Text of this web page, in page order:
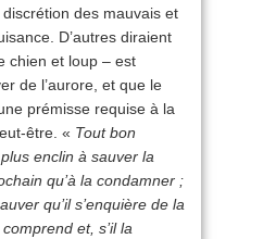
des mauvais et
D’autres diraient
chien et loup – est
de l’aurore, et que le
prémisse requise à la
être. « Tout bon
enclin à sauver la
qu’à la condamner ;
qu’il s’enquière de la
et, s’il la